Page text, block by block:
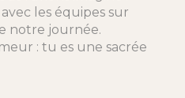
les équipes sur
notre journée.
: tu es une sacrée